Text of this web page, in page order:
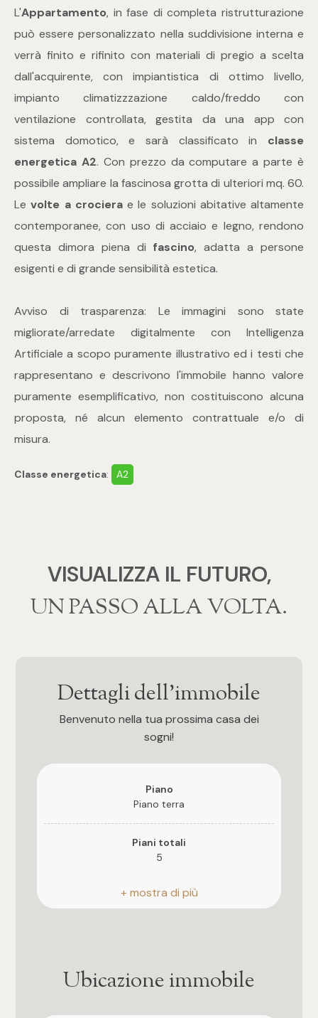
L'Appartamento, in fase di completa ristrutturazione
può essere personalizzato nella suddivisione interna e
verrà finito e rifinito con materiali di pregio a scelta
dall'acquirente, con impiantistica di ottimo livello,
impianto climatizzzazione caldo/freddo con
ventilazione controllata, gestita da una app con
sistema domotico, e sarà classificato in classe
energetica A2. Con prezzo da computare a parte è
possibile ampliare la fascinosa grotta di ulteriori mq. 60.
Levolte a crocierae le soluzioni abitative altamente
contemporanee, con uso di acciaio e legno, rendono
questa dimora piena di fascino, adatta a persone
esigenti e di grande sensibilità estetica.
Avviso di trasparenza: Le immagini sono state
migliorate/arredate digitalmente con Intelligenza
Artificiale a scopo puramente illustrativo ed i testi che
rappresentano e descrivono l'immobile hanno valore
puramente esemplificativo, non costituiscono alcuna
proposta, né alcun elemento contrattuale e/o di
misura.
Classe energetica: A2
VISUALIZZA IL FUTURO,
‍‍UN PASSO ALLA VOLTA.
Dettagli dell'immobile
Benvenuto nella tua prossima casa dei
sogni!
Piano
Piano terra
Piani totali
5
Riscaldamento
Autonomo
Ubicazione immobile
Totale
mq
Locali
Qualsiasi
5
Qualsiasi
5+